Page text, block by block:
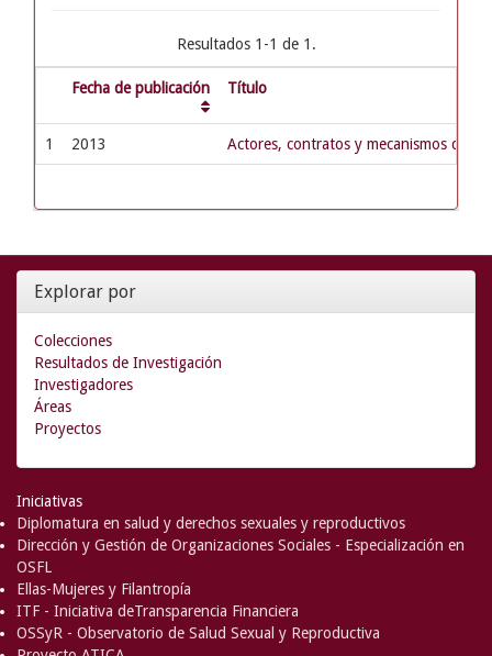
Resultados 1-1 de 1.
Fecha de publicación Título
1 2013 Actores, contratos y mecanismos de
Explorar por
Colecciones
Resultados de Investigación
Investigadores
Áreas
Proyectos
Iniciativas
Diplomatura en salud y derechos sexuales y reproductivos
Dirección y Gestión de Organizaciones Sociales - Especialización en
OSFL
Ellas-Mujeres y Filantropía
ITF - Iniciativa deTransparencia Financiera
OSSyR - Observatorio de Salud Sexual y Reproductiva